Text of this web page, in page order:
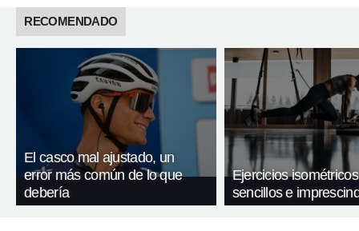
RECOMENDADO
El casco mal ajustado, un
error más común de lo que
debería
Ejercicios
sencillos e